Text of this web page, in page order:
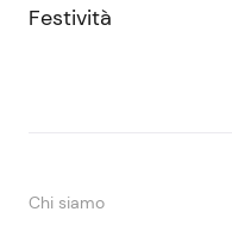
Festività
Chi siamo